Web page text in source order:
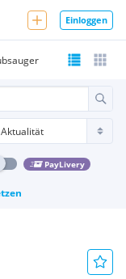
Einloggen
PayLivery